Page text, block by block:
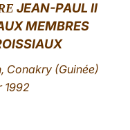
JEAN-PAUL II
MEMBRES
Conakry (Guinée)
1992